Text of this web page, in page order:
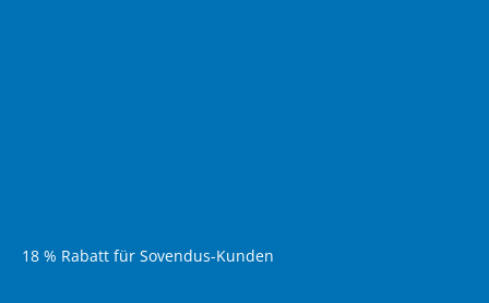
18 % Rabatt für Sovendus-Kunden